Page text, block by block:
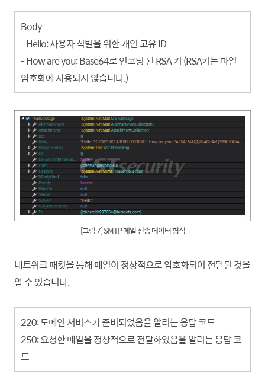
Body
- Hello: 사용자 식별을 위한 개인 고유 ID
- How are you: Base64로 인코딩 된 RSA 키 (RSA키는 파일
암호화에 사용되지 않습니다.)
[그림 7] SMTP 메일 전송 데이터 형식
네트워크 패킷을 통해 메일이 정상적으로 암호화되어 전달된 것을
알 수 있습니다.
220: 도메인 서비스가 준비되었음을 알리는 응답 코드
250: 요청한 메일을 정상적으로 전달하였음을 알리는 응답 코
드